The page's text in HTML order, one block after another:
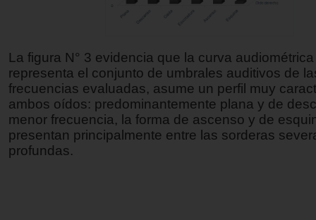
La figura N° 3 evidencia que la curva
representa el conjunto de umbrales auditivos de
frecuencias evaluadas, asume un perfil muy
ambos oídos: predominantemente plana y de
menor frecuencia, la forma de ascenso y de
presentan principalmente entre las sorderas
profundas.